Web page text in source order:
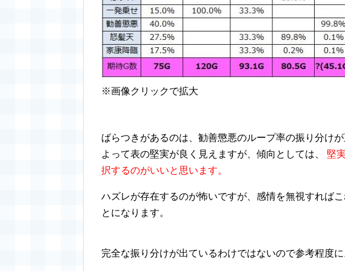
※画像クリックで拡大
ばらつきがあるのは、勧善懲悪のループ率の振り分けが
よって表の堅実が良く見えますが、傾向としては、
堅
択するのがいいと思います。
ハズレが存在するのが怖いですが、感情を無視すれば
とになります。
完全な振り分けが出ているわけではないので参考程度に